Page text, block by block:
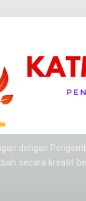
dengan
secara kreatif